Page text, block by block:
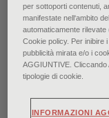
Piet
per sottoporti contenuti,
manifestate nell‘ambito
automaticamente
Cookie policy. Per inibire
pubblicità mirata e/o i
AGGIUNTIVE. Cliccando
tipologie di cookie.
INFORMAZIONI